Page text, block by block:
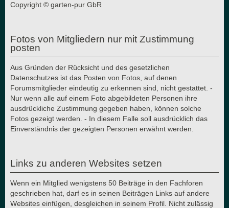
Copyright © garten-pur GbR
Fotos von Mitgliedern nur mit Zustimmung
posten
Aus Gründen der Rücksicht und des gesetzlichen
Datenschutzes ist das Posten von Fotos, auf denen
Forumsmitglieder eindeutig zu erkennen sind, nicht gestattet. -
Nur wenn alle auf einem Foto abgebildeten Personen ihre
ausdrückliche Zustimmung gegeben haben, können solche
Fotos gezeigt werden. - In diesem Falle soll ausdrücklich das
Einverständnis der gezeigten Personen erwähnt werden.
Links zu anderen Websites setzen
Wenn ein Mitglied wenigstens 50 Beiträge in den Fachforen
geschrieben hat, darf es in seinen Beiträgen Links auf andere
Websites einfügen, desgleichen in seinem Profil. Nicht zulässig